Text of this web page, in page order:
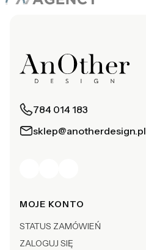
784 014 183
sklep@anotherdesign.pl
Linki w stopce
MOJE KONTO
STATUS ZAMÓWIEŃ
ZALOGUJ SIĘ